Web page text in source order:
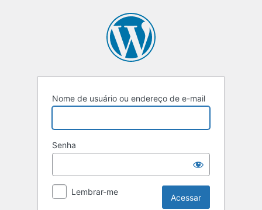
Nome de usuário ou endereço de e-mail
Senha
Lembrar-me